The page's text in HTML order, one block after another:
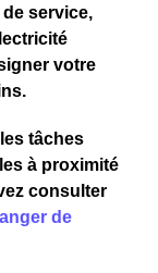
service,
votre
tâches
à proximité
consulter
de